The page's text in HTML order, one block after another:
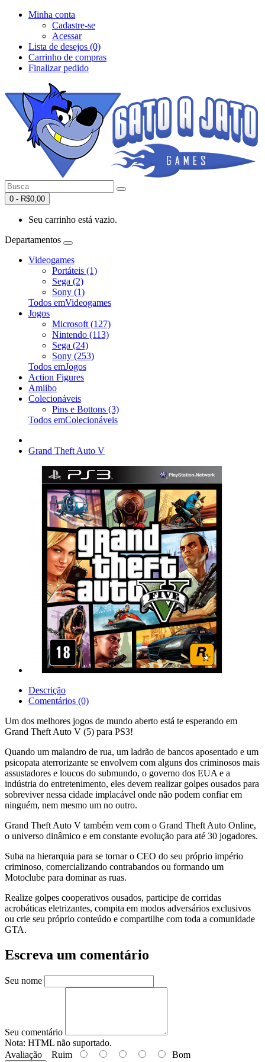
Minha conta
Cadastre-se
Acessar
Lista de desejos (0)
Carrinho de compras
Finalizar pedido
0 - R$0,00
Seu carrinho está vazio.
Departamentos
Videogames
Portáteis (1)
Sega (2)
Sony (1)
Todos emVideogames
Jogos
Microsoft (127)
Nintendo (113)
Sega (24)
Sony (253)
Todos emJogos
Action Figures
Amiibo
Colecionáveis
Pins e Bottons (3)
Todos emColecionáveis
Grand Theft Auto V
Descrição
Comentários (0)
Um dos melhores jogos de mundo aberto está te esperando em
Grand Theft Auto V (5) para PS3!
Quando um malandro de rua, um ladrão de bancos aposentado e um
psicopata aterrorizante se envolvem com alguns dos criminosos mais
assustadores e loucos do submundo, o governo dos EUA e a
indústria do entretenimento, eles devem realizar golpes ousados para
sobreviver nessa cidade implacável onde não podem confiar em
ninguém, nem mesmo um no outro.
Grand Theft Auto V também vem com o Grand Theft Auto Online,
o universo dinâmico e em constante evolução para até 30 jogadores.
Suba na hierarquia para se tornar o CEO do seu próprio império
criminoso, comercializando contrabandos ou formando um
Motoclube para dominar as ruas.
Realize golpes cooperativos ousados, participe de corridas
acrobáticas eletrizantes, compita em modos adversários exclusivos
ou crie seu próprio conteúdo e compartilhe com toda a comunidade
GTA.
Escreva um comentário
Seu nome
Seu comentário
Nota: HTML não suportado.
Avaliação Ruim Bom